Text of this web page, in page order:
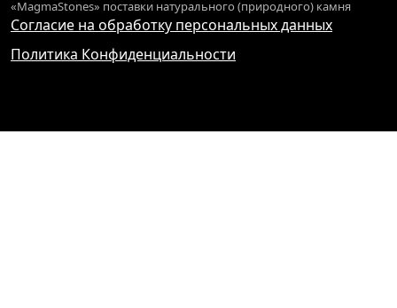
«MagmaStones» поставки натурального (природного) камня
Согласие на обработку персональных данных
Политика Конфиденциальности